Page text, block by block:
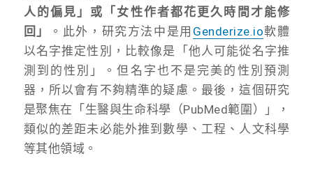
人的偏見」或「女性作者都花更久時間才能修
回」
。此外，研究方法中是用 Genderize.io軟體
以名字推定性別，比較像是「他人可能從名字推
測到的性別」。但名字也不是完美的性別預測
器，所以會有不夠精準的疑慮。最後，這個研究
是聚焦在「生醫與生命科學（PubMed範圍）」，
類似的差距未必能外推到數學、工程、人文科學
等其他領域。